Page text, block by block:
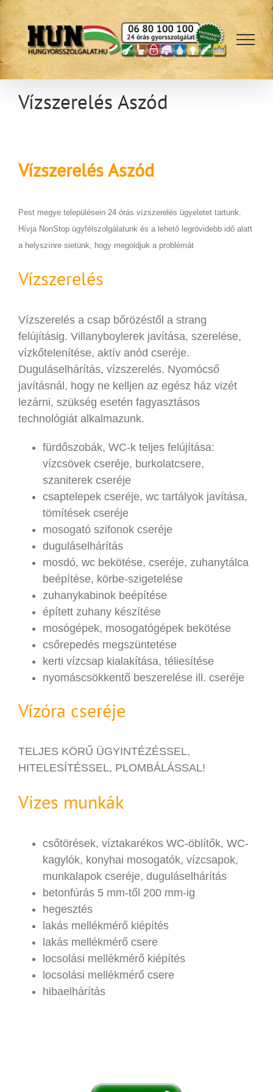
Kihagyás
Vízszerelés Aszód
VízszerelésAszód
Pest megye településein 24 órás vízszerelés ügyeletet tartunk.
Hívja NonStop ügyfélszolgálatunk és a lehető legrövidebb idő alatt
a helyszínre sietünk, hogy megoldjuk a problémát
Vízszerelés
Vízszerelés a csap bőrözéstől a strang
felújításig. Villanyboylerek javítása, szerelése,
vízkőtelenítése, aktív anód cseréje.
Duguláselhárítás, vízszerelés. Nyomócső
javításnál, hogy ne kelljen az egész ház vizét
lezárni, szükség esetén fagyasztásos
technológiát alkalmazunk.
fürdőszobák, WC-k teljes felújítása:
vízcsövek cseréje, burkolatcsere,
szaniterek cseréje
csaptelepek cseréje, wc tartályok javítása,
tömítések cseréje
mosogató szifonok cseréje
duguláselhárítás
mosdó, wc bekötése, cseréje, zuhanytálca
beépítése, körbe-szigetelése
zuhanykabinok beépítése
épített zuhany készítése
mosógépek, mosogatógépek bekötése
csőrepedés megszüntetése
kerti vízcsap kialakítása, téliesítése
nyomáscsökkentő beszerelése ill. cseréje
Vízóra cseréje
TELJES KÖRŰ ÜGYINTÉZÉSSEL,
HITELESÍTÉSSEL, PLOMBÁLÁSSAL!
Vizes munkák
csőtörések, víztakarékos WC-öblítők, WC-
kagylók, konyhai mosogatók, vízcsapok,
munkalapok cseréje, duguláselhárítás
betonfúrás 5 mm-től 200 mm-ig
hegesztés
lakás mellékmérő kiépítés
lakás mellékmérő csere
locsolási mellékmérő kiépítés
locsolási mellékmérő csere
hibaelhárítás